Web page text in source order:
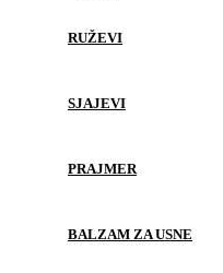
RUŽEVI
SJAJEVI
PRAJMER
BALZAM ZA USNE